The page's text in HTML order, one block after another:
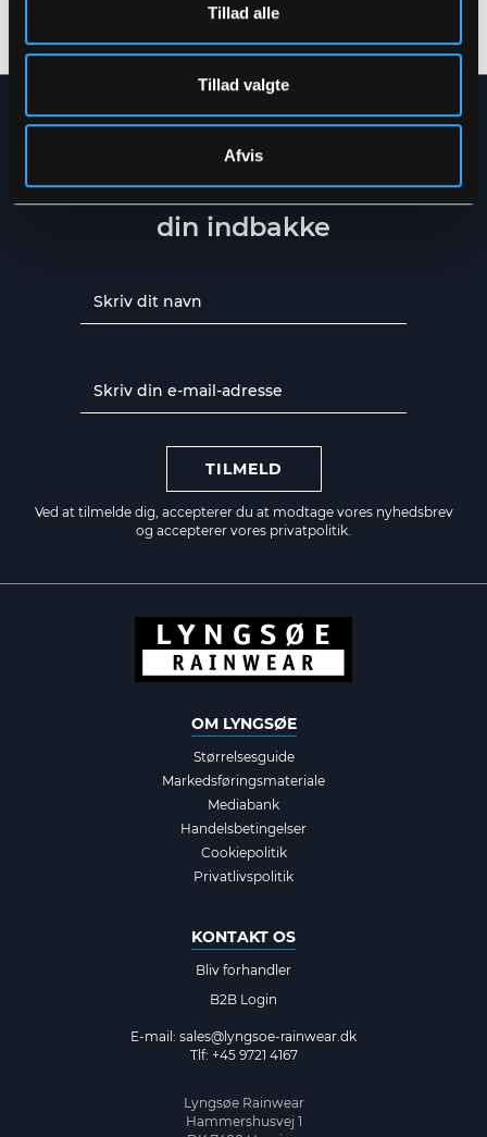
Tillad alle
Tillad valgte
Afvis
XS -
NYHEDSBREV
Få de seneste nyheder direkte i
din indbakke
TILMELD
Ved at tilmelde dig, accepterer du at modtage vores nyhedsbrev
og accepterer vores privatpolitik.
OM LYNGSØE
Størrelsesguide
Markedsføringsmateriale
Mediabank
Handelsbetingelser
Cookiepolitik
Privatlivspolitik
KONTAKT OS
Bliv forhandler
B2B Login
E-mail: sales@lyngsoe-rainwear.dk
Tlf: +45 9721 4167
Lyngsøe Rainwear
Hammershusvej 1